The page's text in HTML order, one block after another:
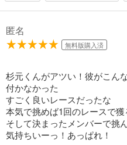
弱虫ペダル 47
あらすじを表示する
弱虫ペダル 48
649円 (税込)
匿名
無料版購入済
杉元くんがアツい！彼がこん
付かなかった
すごく良いレースだったな
本気で挑めば1回のレースで
そして決まったメンバーで挑
気持ちいーっ！あっぱれ！